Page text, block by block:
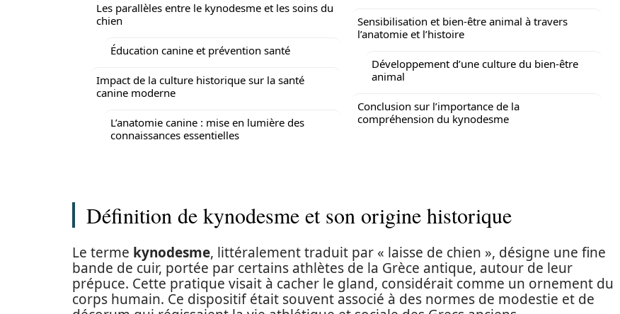
Les parallèles entre le kynodesme et les soins du
chien
Éducation canine et prévention santé
Impact de la culture historique sur la santé
canine moderne
L’anatomie canine : mise en lumière des
connaissances essentielles
Sensibilisation et bien-être animal à travers
l’anatomie et l’histoire
Développement d’une culture du bien-être
animal
Conclusion sur l’importance de la
compréhension du kynodesme
Définition de kynodesme et son origine historique
Le terme kynodesme, littéralement traduit par « laisse de chien », désigne une fine
bande de cuir, portée par certains athlètes de la Grèce antique, autour de leur
prépuce. Cette pratique visait à cacher le gland, considérait comme un ornement du
corps humain. Ce dispositif était souvent associé à des normes de modestie et de